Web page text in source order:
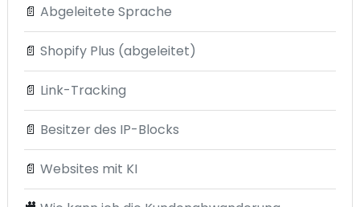
📄 Abgeleitete Sprache
📄 Shopify Plus (abgeleitet)
📄 Link-Tracking
📄 Besitzer des IP-Blocks
📄 Websites mit KI